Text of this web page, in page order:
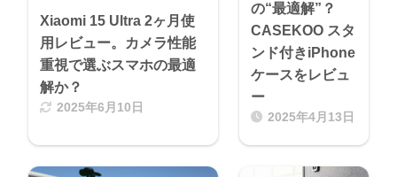
Xiaomi 15 Ultra 2ヶ月使
用レビュー。カメラ性能
重視で選ぶスマホの最適
解か？
2025年6月10日
の“最適解”？
CASEKOO スタ
ンド付きiPhone
ケースをレビュ
ー
2025年4月13日